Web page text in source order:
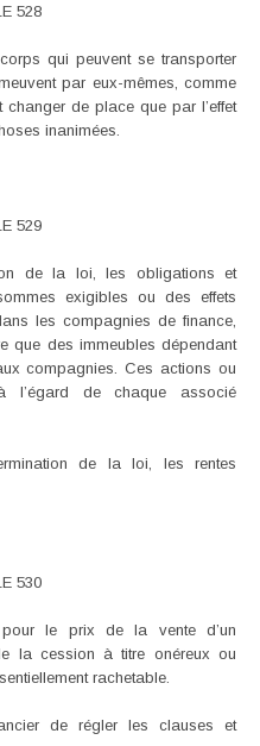
528
qui peuvent se transporter
par eux-mêmes, comme
de place que par l’effet
inanimées.
529
de la loi, les obligations et
exigibles ou des effets
les compagnies de finance,
que des immeubles dépendant
compagnies. Ces actions ou
l’égard de chaque associé
de la loi, les rentes
530
le prix de la vente d’un
la cession à titre onéreux ou
rachetable.
de régler les clauses et